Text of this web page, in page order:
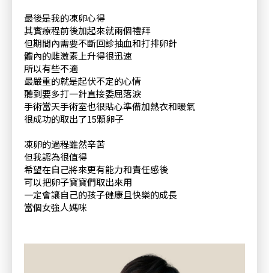
最後是我的凍卵心得
其實療程前後加起來就兩個禮拜
但期間內需要不斷回診抽血和打排卵針
體內的雌激素上升得很迅速
所以有些不適
最嚴重的就是起伏不定的心情
聽到要多打一針直接委屈落淚
手術當天手術室也很貼心準備加熱衣和暖氣
很成功的取出了15顆卵子
凍卵的過程雖然辛苦
但我認為很值得
希望在自己將來更有能力和責任感後
可以把卵子寶寶們取出來用
一定會讓自己的孩子健康且快樂的成長
當個女強人媽咪